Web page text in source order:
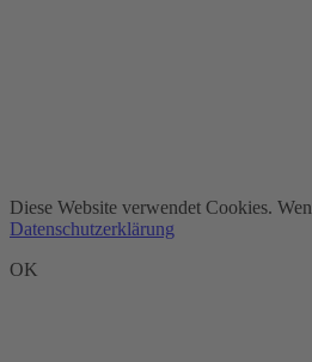
Diese Website verwendet Cookies.
Datenschutzerklärung
OK